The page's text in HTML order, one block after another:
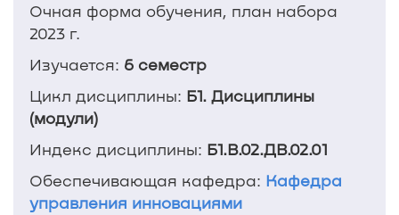
Очная форма обучения, план набора
2023 г.
Изучается: 6 семестр
Цикл дисциплины: Б1. Дисциплины
(модули)
Индекс дисциплины: Б1.В.02.ДВ.02.01
Обеспечивающая кафедра: Кафедра
управления инновациями